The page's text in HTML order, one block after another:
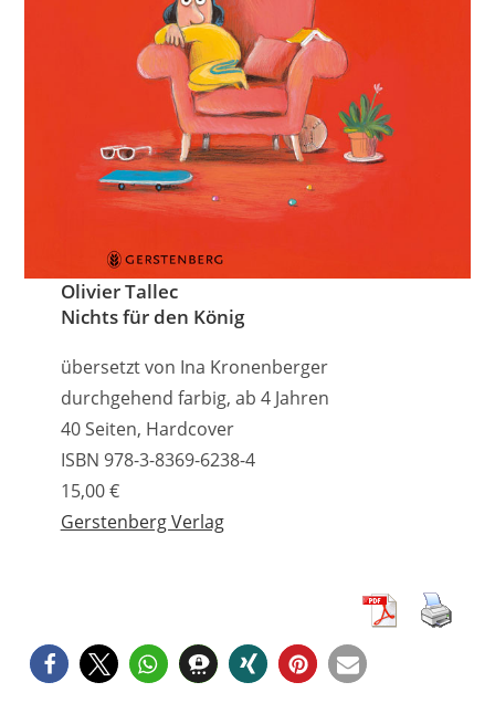
Olivier Tallec
Nichts für den König
übersetzt von Ina Kronenberger
durchgehend farbig, ab 4 Jahren
40 Seiten, Hardcover
ISBN 978-3-8369-6238-4
15,00 €
Gerstenberg Verlag